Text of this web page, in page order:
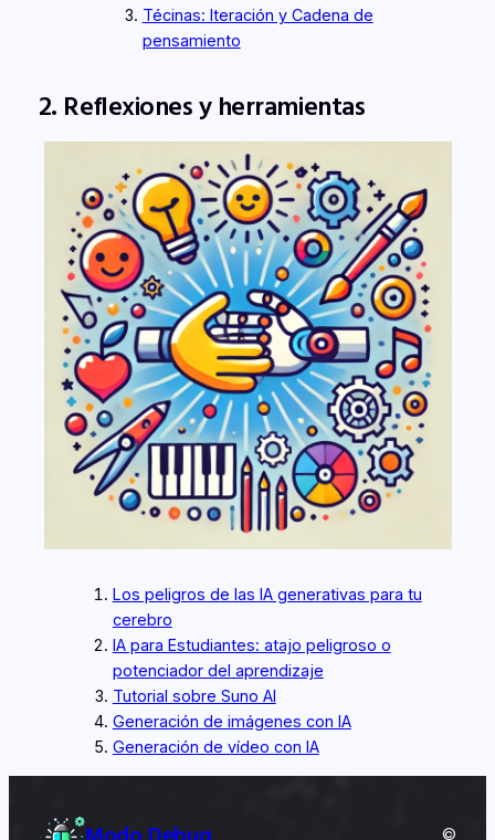
Técinas: Iteración y Cadena de
pensamiento
2. Reflexiones y herramientas
Los peligros de las IA generativas para tu
cerebro
IA para Estudiantes: atajo peligroso o
potenciador del aprendizaje
Tutorial sobre Suno AI
Generación de imágenes con IA
Generación de vídeo con IA
Modo Debug ©